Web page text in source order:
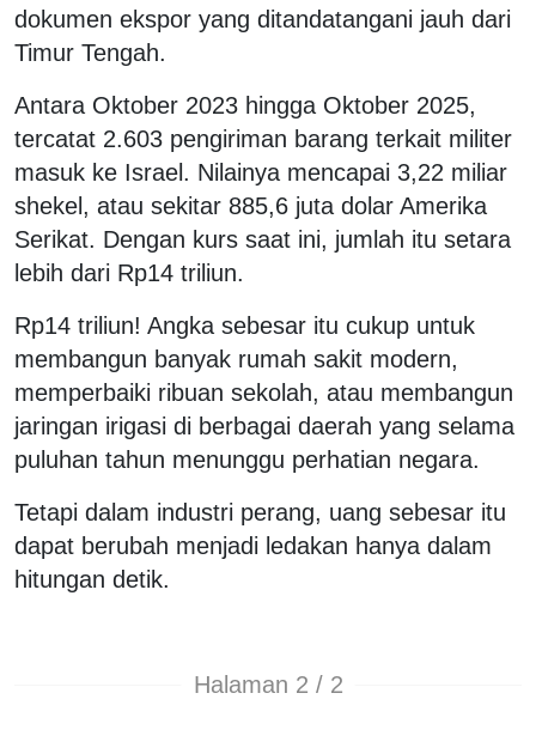
dokumen ekspor yang ditandatangani jauh dari
Timur Tengah.
Antara Oktober 2023 hingga Oktober 2025,
tercatat 2.603 pengiriman barang terkait militer
masuk ke Israel. Nilainya mencapai 3,22 miliar
shekel, atau sekitar 885,6 juta dolar Amerika
Serikat. Dengan kurs saat ini, jumlah itu setara
lebih dari Rp14 triliun.
Rp14 triliun! Angka sebesar itu cukup untuk
membangun banyak rumah sakit modern,
memperbaiki ribuan sekolah, atau membangun
jaringan irigasi di berbagai daerah yang selama
puluhan tahun menunggu perhatian negara.
Tetapi dalam industri perang, uang sebesar itu
dapat berubah menjadi ledakan hanya dalam
hitungan detik.
Halaman 2 / 2